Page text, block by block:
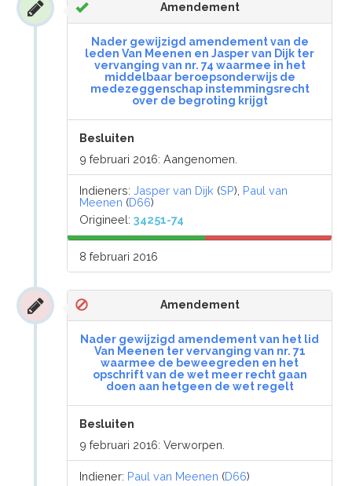
Amendement
Nader gewijzigd amendement van de
leden Van Meenen en Jasper van Dijk ter
vervanging van nr. 74 waarmee in het
middelbaar beroepsonderwijs de
medezeggenschap instemmingsrecht
over de begroting krijgt
Besluiten
9 februari 2016: Aangenomen.
Indieners:Jasper van Dijk (SP), Paul van
Meenen (D66)
Origineel:34251-74
8 februari 2016
Amendement
Nader gewijzigd amendement van het lid
Van Meenen ter vervanging van nr. 71
waarmee de beweegreden en het
opschrift van de wet meer recht gaan
doen aan hetgeen de wet regelt
Besluiten
9 februari 2016: Verworpen.
Indiener: Paul van Meenen (D66)